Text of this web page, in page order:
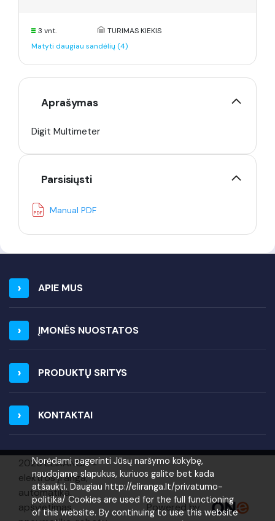
Norėdami pagerinti Jūsų naršymo kokybę,
naudojame slapukus, kuriuos galite bet kada
atšaukti. Daugiau http://eliranga.lt/privatumo-
politika/ Cookies are used for the full functioning
of this website. By continuing to use this website
3 vnt.
TURIMAS KIEKIS
Matyti daugiau sandėlių (4)
Aprašymas
Digit Multimeter
Parsisiųsti
Manual PDF
APIE MUS
ĮMONĖS NUOSTATOS
PRODUKTŲ SRITYS
KONTAKTAI
2026 ELIRANGA =
elektros įranga,
automatika,
apšvietimas,
Powered by